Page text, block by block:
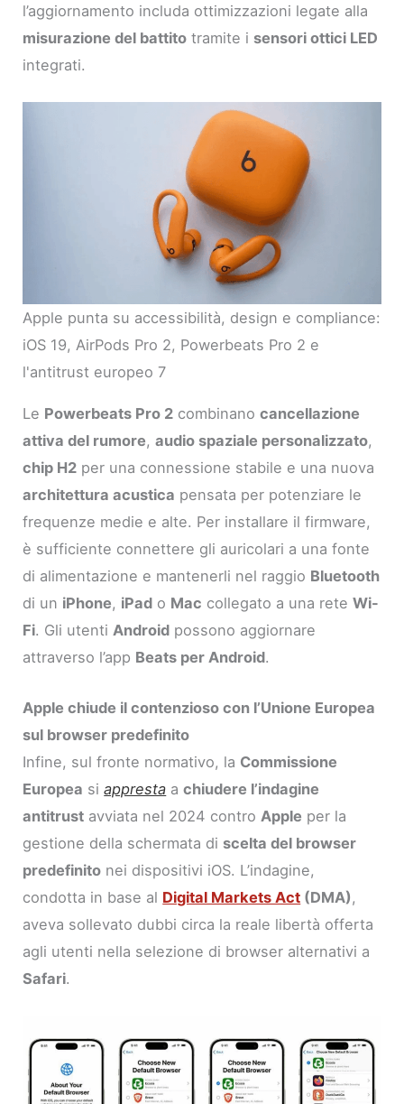
l’aggiornamento includa ottimizzazioni legate alla
misurazione del battito tramite i sensori ottici LED
integrati.
Apple punta su accessibilità, design e compliance:
iOS 19, AirPods Pro 2, Powerbeats Pro 2 e
l'antitrust europeo 7
Le Powerbeats Pro 2 combinanocancellazione
attiva del rumore,audio spaziale personalizzato,
chip H2 per una connessione stabile e una nuova
architettura acustica pensata per potenziare le
frequenze medie e alte. Per installare il firmware,
è sufficiente connettere gli auricolari a una fonte
di alimentazione e mantenerli nel raggio Bluetooth
di un iPhone, iPad o Mac collegato a una reteWi-
Fi. Gli utentiAndroid possono aggiornare
attraverso l’app Beats per Android.
Apple chiude il contenzioso con l’Unione Europea
sul browser predefinito
Infine, sul fronte normativo, la Commissione
Europea siappresta achiudere l’indagine
antitrust avviata nel 2024 controApple per la
gestione della schermata di scelta del browser
predefinito nei dispositivi iOS. L’indagine,
condotta in base al Digital Markets Act (DMA),
aveva sollevato dubbi circa la reale libertà offerta
agli utenti nella selezione di browser alternativi a
Safari.